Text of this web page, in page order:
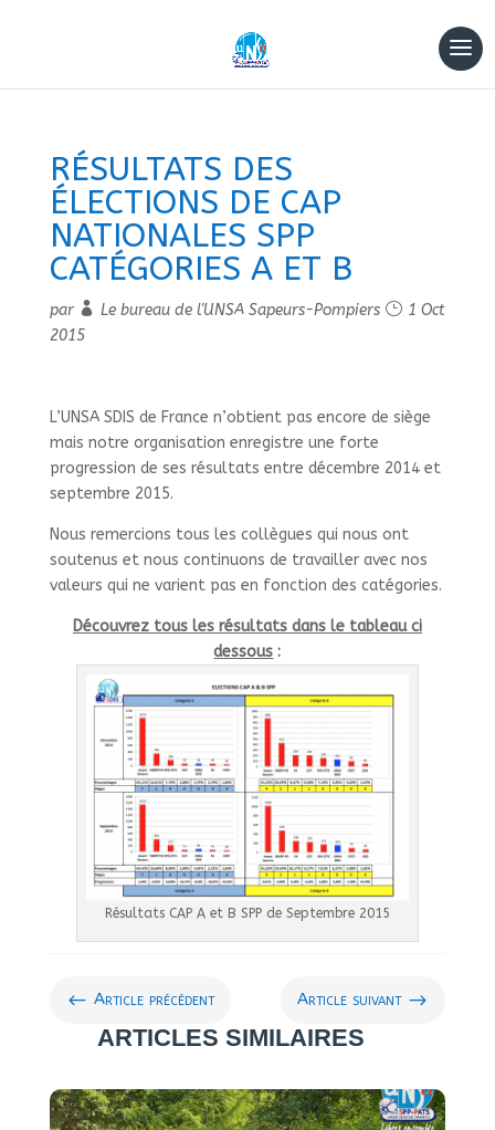
RÉSULTATS DES
ÉLECTIONS DE CAP
NATIONALES SPP
CATÉGORIES A ET B
par Le bureau de l'UNSA Sapeurs-Pompiers
1 Oct
2015
L’UNSA SDIS de France n’obtient pas encore de siège
mais notre organisation enregistre une forte
progression de ses résultats entre décembre 2014 et
septembre 2015.
Nous remercions tous les collègues qui nous ont
soutenus et nous continuons de travailler avec nos
valeurs qui ne varient pas en fonction des catégories.
Découvrez tous les résultats dans le tableau ci
dessous :
Résultats CAP A et B SPP de Septembre 2015
# Article précédent Article suivant $
ARTICLES SIMILAIRES